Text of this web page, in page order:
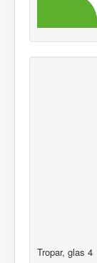
Tropar, glas 4